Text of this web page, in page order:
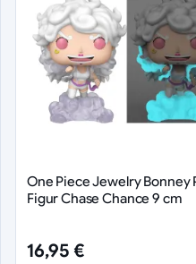
One Piece Jewelry Bonney
Figur Chase Chance 9 cm
16,95 €